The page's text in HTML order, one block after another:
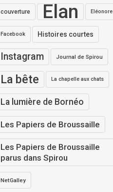
couverture Elan Eléonore
Facebook Histoires courtes
Instagram Journal de Spirou
La bête La chapelle aux chats
La lumière de Bornéo
Les Papiers de Broussaille
Les Papiers de Broussaille
parus dans Spirou
NetGalley